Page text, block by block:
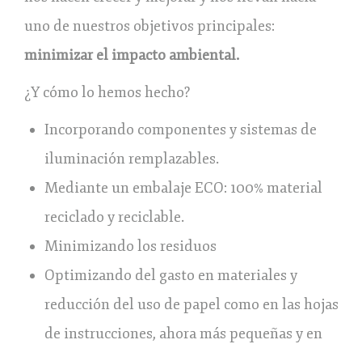
uno de nuestros objetivos principales:
minimizar el impacto ambiental.
¿Y cómo lo hemos hecho?
Incorporando componentes y sistemas de
iluminación remplazables.
Mediante un embalaje ECO: 100% material
reciclado y reciclable.
Minimizando los residuos
Optimizando del gasto en materiales y
reducción del uso de papel como en las hojas
de instrucciones, ahora más pequeñas y en